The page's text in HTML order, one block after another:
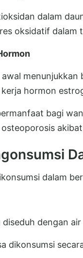
dalam
oksidatif dalam
awal
hormon
bagi
dalam
dengan
dikonsumsi